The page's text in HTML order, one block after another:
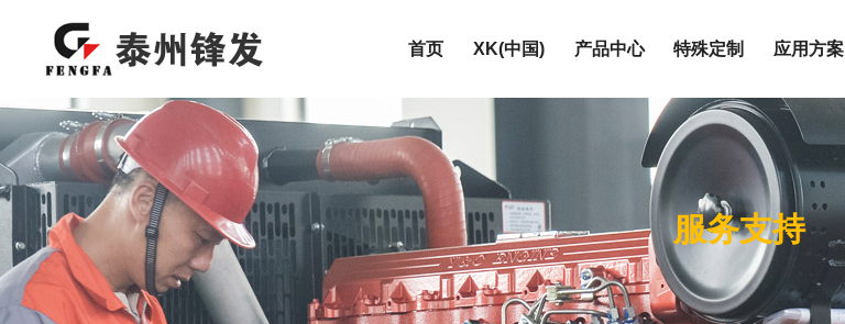
首页 XK(中国)
关于XK在线平台 荣誉证书
产品服务范围 企业文化
产品中心
按发动机品牌
上柴系列
玉柴系列
潍柴系列
康明斯系列
帕金斯系列
按功率范围
10-50KW
50-100KW
100-300KW
300-500KW
500-800KW
特殊定制
高压机组
静音机组
移动式电站
集装箱式XK(中国)
特殊定制
高压机组 静音机组
移动式电站 集装箱式XK(中国)
应用方案
数据中心 电站
矿山 油田
配件 定制化服务
售后服务 维修保养
服务支持